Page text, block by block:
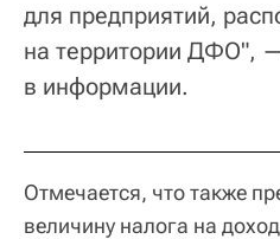
для предприятий,
на территории ДФО",
в информации.
Отмечается, что также
величину налога на